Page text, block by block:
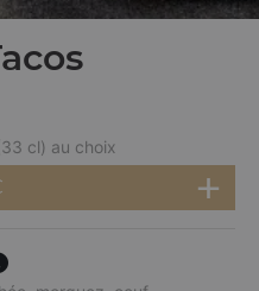
cl) au choix